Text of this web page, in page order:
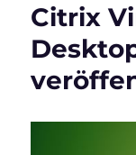
Citrix